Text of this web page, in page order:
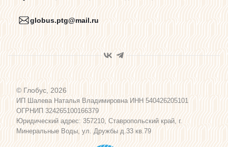
Пользовательское соглашение
Программа лояльности
Карта сайта
globus.ptg@mail.ru
© Глобус, 2026
ИП Шалева Наталья Владимировна ИНН 540426205101
ОГРНИП 324265100166379
Юридический адрес: 357210, Ставропольский край, г.
Минеральные Воды, ул. Дружбы д.33 кв.79